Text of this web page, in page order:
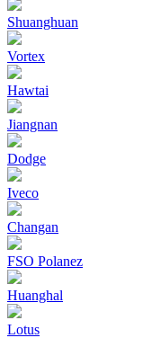
Shuanghuan
Vortex
Hawtai
Jiangnan
Dodge
Iveco
Changan
FSO Polanez
Huanghal
Lotus